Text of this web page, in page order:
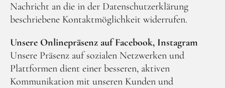
Nachricht an die in der Datenschutzerklärung
beschriebene Kontaktmöglichkeit widerrufen.
Unsere Onlinepräsenz auf Facebook, Instagram
Unsere Präsenz auf sozialen Netzwerken und
Plattformen dient einer besseren, aktiven
Kommunikation mit unseren Kunden und